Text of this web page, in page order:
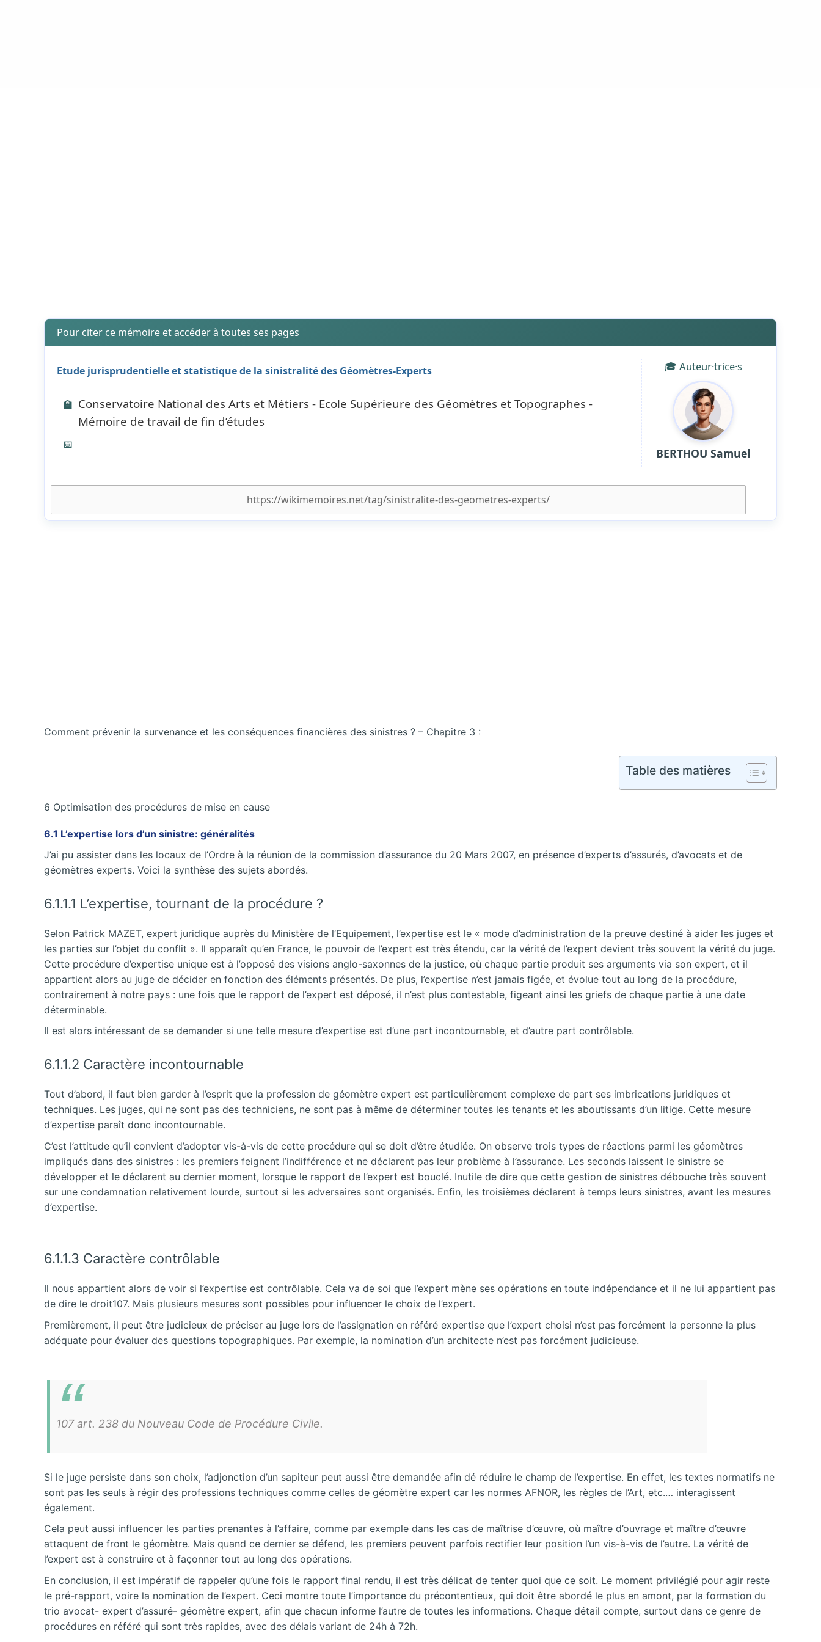
Pour citer ce mémoire et accéder à toutes ses pages
Etude jurisprudentielle et statistique de la sinistralité des Géomètres-Experts
🏫 Conservatoire National des Arts et Métiers - Ecole Supérieure des Géomètres et Topographes -
Mémoire de travail de fin d’études
📅
🎓 Auteur·trice·s
BERTHOU Samuel
Comment prévenir la survenance et les conséquences financières des sinistres ? – Chapitre 3 :
Table des matières
6 Optimisation des procédures de mise en cause
6.1 L’expertise lors d’un sinistre: généralités
J’ai pu assister dans les locaux de l’Ordre à la réunion de la commission d’assurance du 20 Mars 2007, en présence d’experts d’assurés, d’avocats et de
géomètres experts. Voici la synthèse des sujets abordés.
6.1.1.1 L’expertise, tournant de la procédure ?
Selon Patrick MAZET, expert juridique auprès du Ministère de l’Equipement, l’expertise est le « mode d’administration de la preuve destiné à aider les juges et
les parties sur l’objet du conflit ». Il apparaît qu’en France, le pouvoir de l’expert est très étendu, car la vérité de l’expert devient très souvent la vérité du juge.
Cette procédure d’expertise unique est à l’opposé des visions anglo-saxonnes de la justice, où chaque partie produit ses arguments via son expert, et il
appartient alors au juge de décider en fonction des éléments présentés. De plus, l’expertise n’est jamais figée, et évolue tout au long de la procédure,
contrairement à notre pays : une fois que le rapport de l’expert est déposé, il n’est plus contestable, figeant ainsi les griefs de chaque partie à une date
déterminable.
Il est alors intéressant de se demander si une telle mesure d’expertise est d’une part incontournable, et d’autre part contrôlable.
6.1.1.2 Caractère incontournable
Tout d’abord, il faut bien garder à l’esprit que la profession de géomètre expert est particulièrement complexe de part ses imbrications juridiques et
techniques. Les juges, qui ne sont pas des techniciens, ne sont pas à même de déterminer toutes les tenants et les aboutissants d’un litige. Cette mesure
d’expertise paraît donc incontournable.
C’est l’attitude qu’il convient d’adopter vis-à-vis de cette procédure qui se doit d’être étudiée. On observe trois types de réactions parmi les géomètres
impliqués dans des sinistres : les premiers feignent l’indifférence et ne déclarent pas leur problème à l’assurance. Les seconds laissent le sinistre se
développer et le déclarent au dernier moment, lorsque le rapport de l’expert est bouclé. Inutile de dire que cette gestion de sinistres débouche très souvent
sur une condamnation relativement lourde, surtout si les adversaires sont organisés. Enfin, les troisièmes déclarent à temps leurs sinistres, avant les mesures
d’expertise.
6.1.1.3 Caractère contrôlable
Il nous appartient alors de voir si l’expertise est contrôlable. Cela va de soi que l’expert mène ses opérations en toute indépendance et il ne lui appartient pas
de dire le droit107. Mais plusieurs mesures sont possibles pour influencer le choix de l’expert.
Premièrement, il peut être judicieux de préciser au juge lors de l’assignation en référé expertise que l’expert choisi n’est pas forcément la personne la plus
adéquate pour évaluer des questions topographiques. Par exemple, la nomination d’un architecte n’est pas forcément judicieuse.
107 art. 238 du Nouveau Code de Procédure Civile.
Si le juge persiste dans son choix, l’adjonction d’un sapiteur peut aussi être demandée afin dé réduire le champ de l’expertise. En effet, les textes normatifs ne
sont pas les seuls à régir des professions techniques comme celles de géomètre expert car les normes AFNOR, les règles de l’Art, etc.… interagissent
également.
Cela peut aussi influencer les parties prenantes à l’affaire, comme par exemple dans les cas de maîtrise d’œuvre, où maître d’ouvrage et maître d’œuvre
attaquent de front le géomètre. Mais quand ce dernier se défend, les premiers peuvent parfois rectifier leur position l’un vis-à-vis de l’autre. La vérité de
l’expert est à construire et à façonner tout au long des opérations.
En conclusion, il est impératif de rappeler qu’une fois le rapport final rendu, il est très délicat de tenter quoi que ce soit. Le moment privilégié pour agir reste
le pré-rapport, voire la nomination de l’expert. Ceci montre toute l’importance du précontentieux, qui doit être abordé le plus en amont, par la formation du
trio avocat- expert d’assuré- géomètre expert, afin que chacun informe l’autre de toutes les informations. Chaque détail compte, surtout dans ce genre de
procédures en référé qui sont très rapides, avec des délais variant de 24h à 72h.